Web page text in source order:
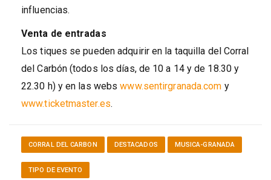
influencias.
Venta de entradas
Los tiques se pueden adquirir en la taquilla del Corral
del Carbón (todos los días, de 10 a 14 y de 18.30 y
22.30 h) y en las webswww.sentirgranada.com y
www.ticketmaster.es.
CORRAL DEL CARBON DESTACADOS MUSICA-GRANADA
TIPO DE EVENTO